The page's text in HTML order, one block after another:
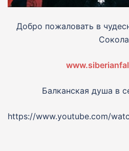
Добро пожаловать в
Балканская душа в
https://www.youtube.com/